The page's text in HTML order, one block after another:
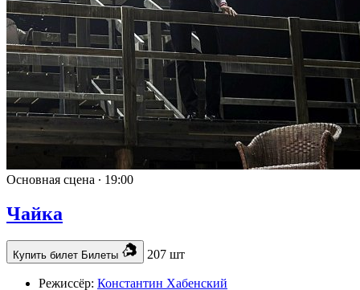
Основная сцена ∙ 19:00
Чайка
Купить билет Билеты 207 шт
Режиссёр: Константин Хабенский